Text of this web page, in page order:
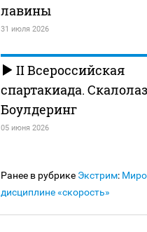
лавины
31 июля 2026
II Всероссийская
спартакиада.
Боулдеринг
05 июня 2026
Ранее в рубрике Экстрим:
дисциплине «скорость»